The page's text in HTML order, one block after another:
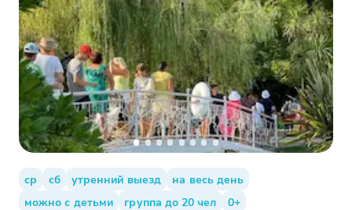
ср сб утренний выезд
на весь день
можно с детьми
группа до 20 чел 0+